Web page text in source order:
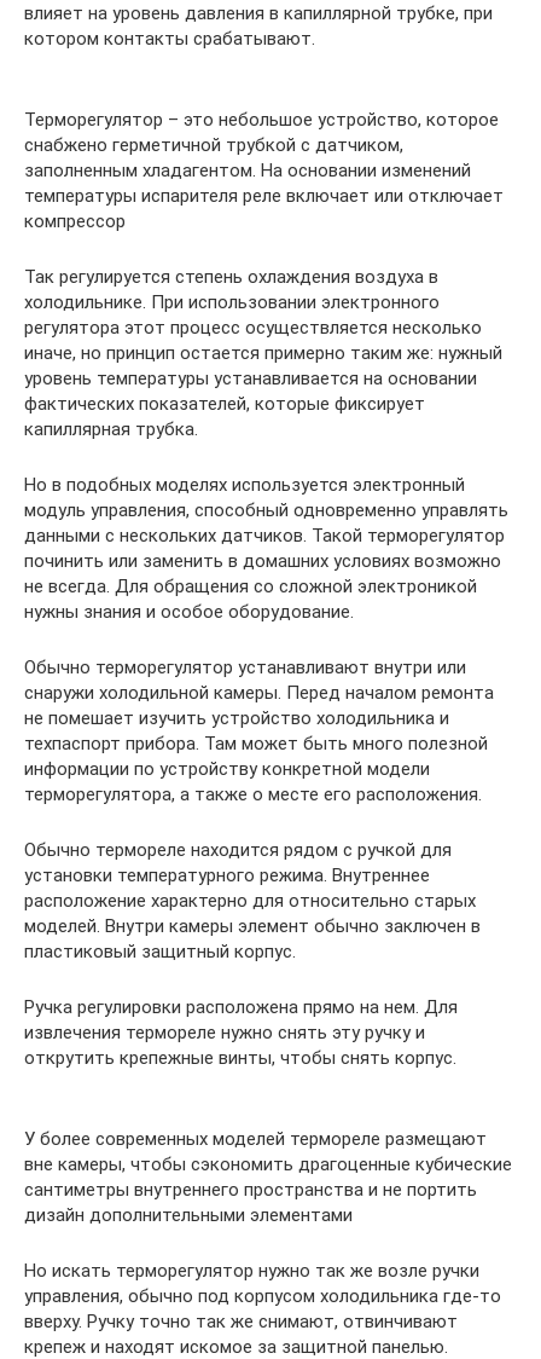
влияет на уровень давления в капиллярной трубке, при
котором контакты срабатывают.
Терморегулятор – это небольшое устройство, которое
снабжено герметичной трубкой с датчиком,
заполненным хладагентом. На основании изменений
температуры испарителя реле включает или отключает
компрессор
Так регулируется степень охлаждения воздуха в
холодильнике. При использовании электронного
регулятора этот процесс осуществляется несколько
иначе, но принцип остается примерно таким же: нужный
уровень температуры устанавливается на основании
фактических показателей, которые фиксирует
капиллярная трубка.
Но в подобных моделях используется электронный
модуль управления, способный одновременно управлять
данными с нескольких датчиков. Такой терморегулятор
починить или заменить в домашних условиях возможно
не всегда. Для обращения со сложной электроникой
нужны знания и особое оборудование.
Обычно терморегулятор устанавливают внутри или
снаружи холодильной камеры. Перед началом ремонта
не помешает изучить устройство холодильника и
техпаспорт прибора. Там может быть много полезной
информации по устройству конкретной модели
терморегулятора, а также о месте его расположения.
Обычно термореле находится рядом с ручкой для
установки температурного режима. Внутреннее
расположение характерно для относительно старых
моделей. Внутри камеры элемент обычно заключен в
пластиковый защитный корпус.
Ручка регулировки расположена прямо на нем. Для
извлечения термореле нужно снять эту ручку и
открутить крепежные винты, чтобы снять корпус.
У более современных моделей термореле размещают
вне камеры, чтобы сэкономить драгоценные кубические
сантиметры внутреннего пространства и не портить
дизайн дополнительными элементами
Но искать терморегулятор нужно так же возле ручки
управления, обычно под корпусом холодильника где-то
вверху. Ручку точно так же снимают, отвинчивают
крепеж и находят искомое за защитной панелью.